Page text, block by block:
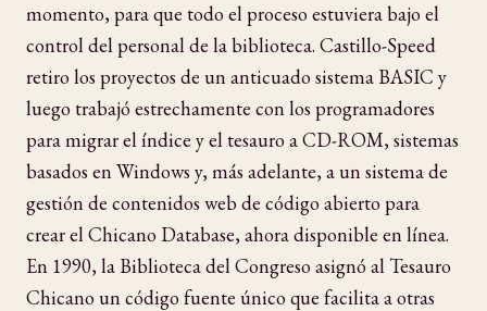
momento, para que todo el proceso estuviera bajo el
control del personal de la biblioteca. Castillo-Speed
retiro los proyectos de un anticuado sistema BASIC y
luego trabajó estrechamente con los programadores
para migrar el índice y el tesauro a CD-ROM, sistemas
basados en Windows y, más adelante, a un sistema de
gestión de contenidos web de código abierto para
crear el Chicano Database, ahora disponible en línea.
En 1990, la Biblioteca del Congreso asignó al Tesauro
Chicano un código fuente único que facilita a otras